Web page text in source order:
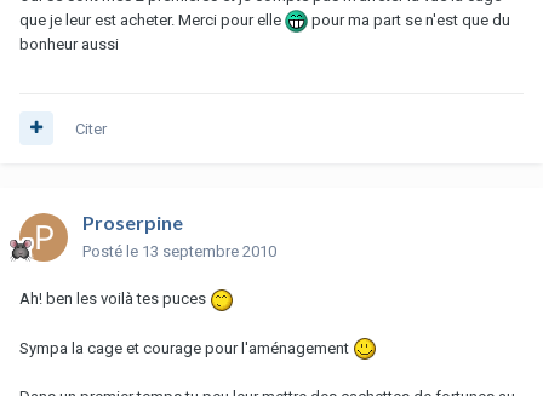
que je leur est acheter. Merci pour elle
pour ma part se n'est que du
bonheur aussi
Citer
Proserpine
Posté le 13 septembre 2010
Ah! ben les voilà tes puces
Sympa la cage et courage pour l'aménagement